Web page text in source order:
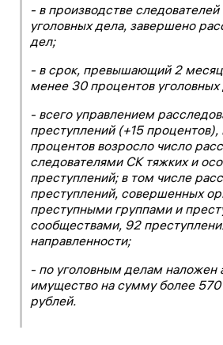
- в производстве
уголовных дела, завершено
дел;
- в срок, превышающий 2
менее 30 процентов уголовных
- всего управлением
преступлений (+15 процентов),
процентов возросло число
следователями СК тяжких и
преступлений; в том числе
преступлений, совершенных
преступными группами и
сообществами, 92
направленности;
- по уголовным делам наложен
имущество на сумму более
рублей.